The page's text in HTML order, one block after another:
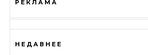
РЕКЛАМА
НЕДАВНЕЕ